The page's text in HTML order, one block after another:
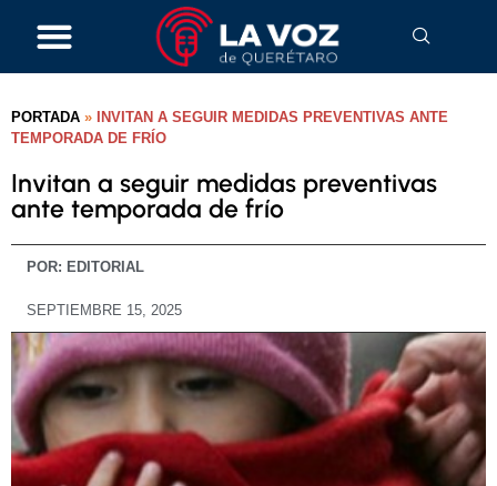
PORTADA »
INVITAN A SEGUIR MEDIDAS PREVENTIVAS ANTE
TEMPORADA DE FRÍO
Invitan a seguir medidas preventivas
ante temporada de frío
POR: EDITORIAL
SEPTIEMBRE 15, 2025